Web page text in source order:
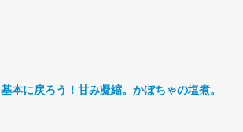
基本に戻ろう！甘み凝縮。かぼちゃの塩煮。